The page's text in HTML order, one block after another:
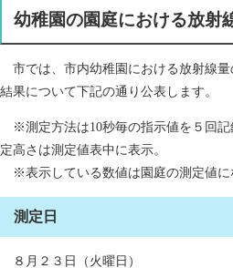
幼稚園の園庭における放射
市では、市内幼稚園における放射線
結果について下記の通り公表します。
※測定方法は10秒毎の指示値を５回記
定高さは測定値表中に表示。
※表示している数値は園庭の測定値に
測定日
８月２３日（火曜日）